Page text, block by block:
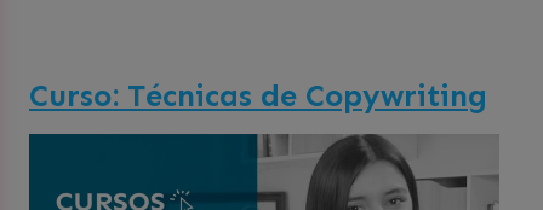
Curso: Técnicas de Copywriting